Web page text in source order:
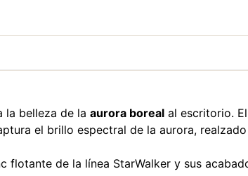
la belleza de la aurora boreal al escritorio.
el brillo espectral de la aurora,
flotante de la línea StarWalker y sus